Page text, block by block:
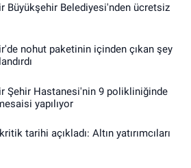
Büyükşehir Belediyesi'nden ücretsiz
nohut paketinin içinden çıkan şey
Şehir Hastanesi'nin 9 polikliniğinde
yapılıyor
tarihi açıkladı: Altın yatırımcıları